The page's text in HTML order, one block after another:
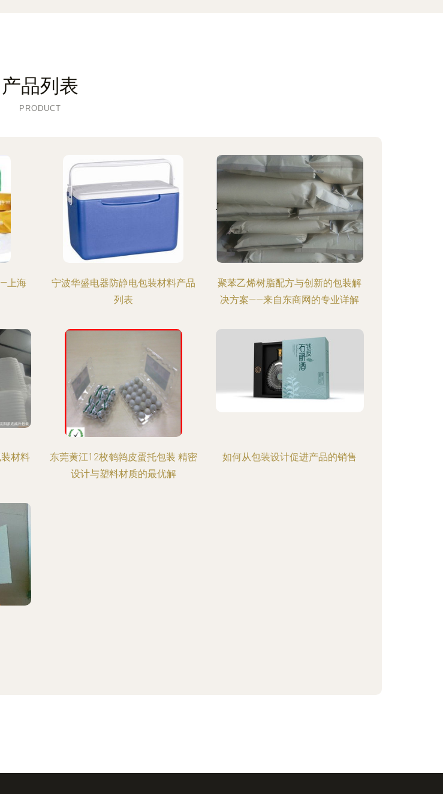
产品列表
PRODUCT
上海
宁波华盛电器防静电包装材料产品
列表
聚苯乙烯树脂配方与创新的包装解
决方案——来自东商网的专业详解
材料
东莞黄江12枚鹌鹑皮蛋托包装 精密
设计与塑料材质的最优解
如何从包装设计促进产品的销售